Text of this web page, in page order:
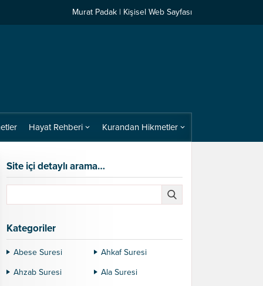
Murat Padak | Kişisel Web Sayfası
Hayat Rehberi Kurandan Hikmetler
Site içi detaylı arama…
Kategoriler
Abese Suresi
Ahkaf Suresi
Ahzab Suresi
Ala Suresi